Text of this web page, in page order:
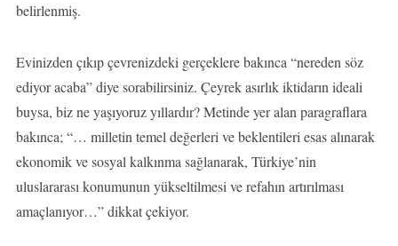
belirlenmiş.
Evinizden çıkıp çevrenizdeki gerçeklere bakınca “nereden söz
ediyor acaba” diye sorabilirsiniz. Çeyrek asırlık iktidarın ideali
buysa, biz ne yaşıyoruz yıllardır? Metinde yer alan paragraflara
bakınca; “… milletin temel değerleri ve beklentileri esas alınarak
ekonomik ve sosyal kalkınma sağlanarak, Türkiye’nin
uluslararası konumunun yükseltilmesi ve refahın artırılması
amaçlanıyor…” dikkat çekiyor.